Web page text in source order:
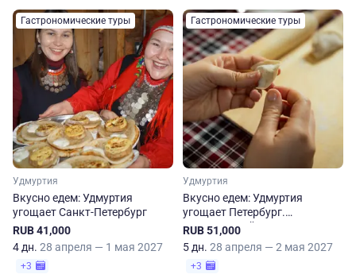
Гастрономические туры
Удмуртия
Вкусно едем: Удмуртия
угощает Санкт-Петербург
RUB 41,000
4 дн. 28 апреля — 1 мая 2027
+3
Гастрономические туры
Удмуртия
Вкусно едем: Удмуртия
угощает Петербург.
Пятидневный тур
RUB 51,000
5 дн. 28 апреля — 2 мая 2027
+3